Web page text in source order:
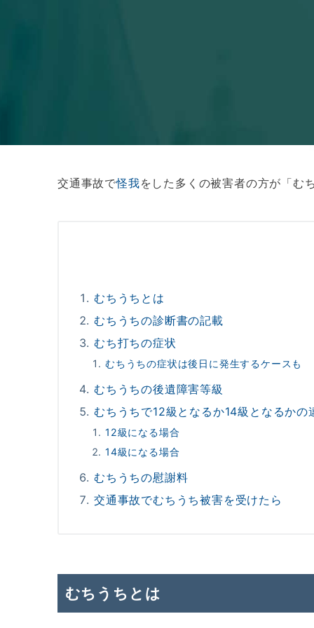
交通事故で怪我をした多くの被害者の方が「む
むちうちとは
むちうちの診断書の記載
むち打ちの症状
むちうちの症状は後日に発生するケースも
むちうちの後遺障害等級
むちうちで12級となるか14級となるかの
12級になる場合
14級になる場合
むちうちの慰謝料
交通事故でむちうち被害を受けたら
むちうちとは